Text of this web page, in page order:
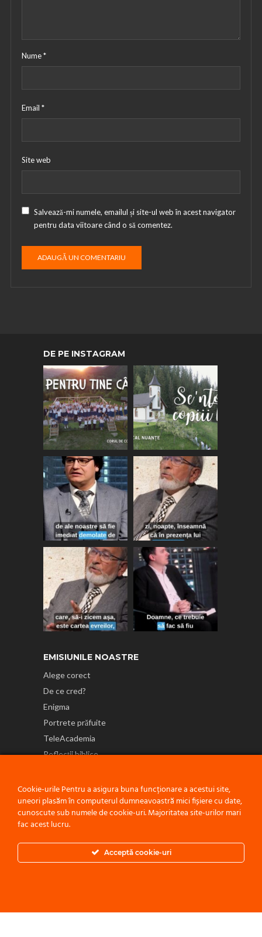
Nume*
Email *
Site web
Salvează-mi numele, emailul și site-ul web în acest navigator
pentru data viitoare când o să comentez.
DE PE INSTAGRAM
EMISIUNILE NOASTRE
Alege corect
De ce cred?
Enigma
Portrete prăfuite
TeleAcademia
Reflecții biblice
Politică de confidențialitate
Cookie-urile Pentru a asigura buna funcționare a acestui site,
uneori plasăm în computerul dumneavoastră mici fișiere cu date,
cunoscute sub numele de cookie-uri. Majoritatea site-urilor mari
fac acest lucru.
Acceptă cookie-uri